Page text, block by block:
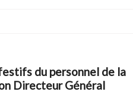
du personnel de la
Directeur Général